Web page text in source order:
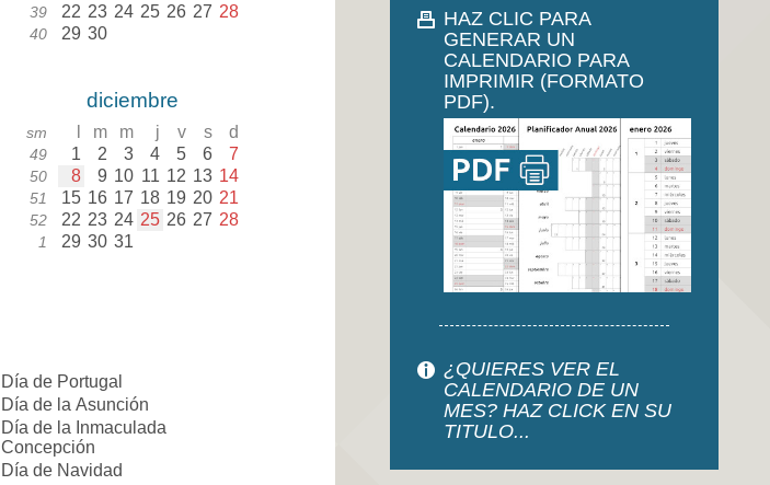
39 22 23 24 25 26 27 28
40 29 30
diciembre
sm m m j v s d
49 1 2 3 4 5 6 7
50 8 9 10 11 12 13 14
51 15 16 17 18 19 20 21
52 22 23 24 25 26 27 28
1 29 30 31
Día de Portugal
Día de la Asunción
Día de la Inmaculada
Concepción
Día de Navidad
HAZ CLIC PARA
GENERAR UN
CALENDARIO PARA
IMPRIMIR (FORMATO
PDF).
¿QUIERES VER EL
CALENDARIO DE UN
MES? HAZ CLICK EN SU
TITULO...